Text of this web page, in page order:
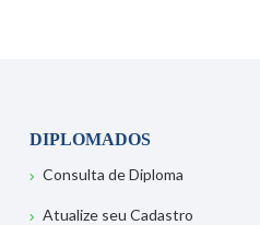
DIPLOMADOS
Consulta de Diploma
Atualize seu Cadastro